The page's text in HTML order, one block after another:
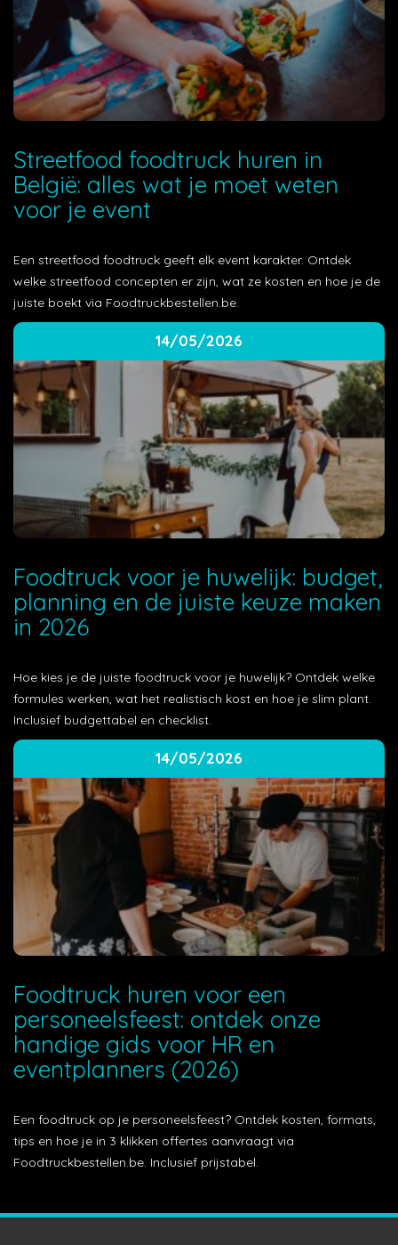
Streetfood foodtruck huren in
België: alles wat je moet weten
voor je event
Een streetfood foodtruck geeft elk event karakter. Ontdek
welke streetfood concepten er zijn, wat ze kosten en hoe je de
juiste boekt via Foodtruckbestellen.be.
14/05/2026
Foodtruck voor je huwelijk: budget,
planning en de juiste keuze maken
in 2026
Hoe kies je de juiste foodtruck voor je huwelijk? Ontdek welke
formules werken, wat het realistisch kost en hoe je slim plant.
Inclusief budgettabel en checklist.
14/05/2026
Foodtruck huren voor een
personeelsfeest: ontdek onze
handige gids voor HR en
eventplanners (2026)
Een foodtruck op je personeelsfeest? Ontdek kosten, formats,
tips en hoe je in 3 klikken offertes aanvraagt via
Foodtruckbestellen.be. Inclusief prijstabel.